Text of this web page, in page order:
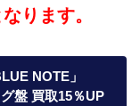
ります。
NOTE」
盤 買取15％UP